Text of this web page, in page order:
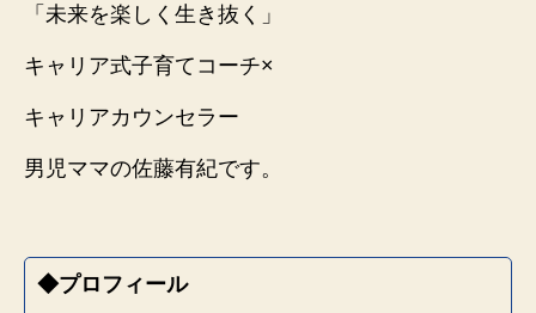
為
す
子
に
い
「未来を楽しく生き抜く」
キャリア式子育てコーチ×
キャリアカウンセラー
男児ママの佐藤有紀です。
◆プロフィール